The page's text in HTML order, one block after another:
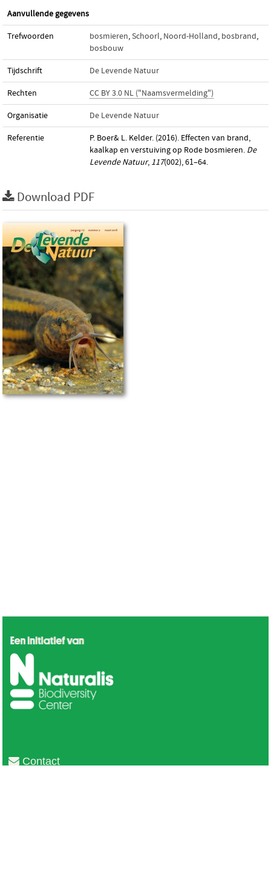
Aanvullende gegevens
Trefwoorden bosmieren,Schoorl, Noord-Holland, bosbrand,
bosbouw
Tijdschrift De Levende Natuur
Rechten CC BY 3.0 NL ("Naamsvermelding")
Organisatie De Levende Natuur
Referentie
P. Boer& L. Kelder. (2016). Effecten van brand,
kaalkap en verstuiving op Rode bosmieren. De
Levende Natuur, 117(002), 61–64.
Download PDF
Contact